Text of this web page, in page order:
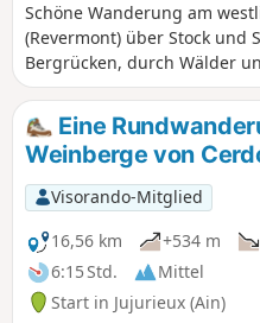
Schöne Wanderung am
(Revermont) über Stock und
Bergrücken, durch Wälder
Aussichtspunkt und
unterwegs.
Eine
Weinberge von
Visorando-Mitglied
16,56 km
+534 m
6:15 Std.
Mittel
Start in Jujurieux (Ain)